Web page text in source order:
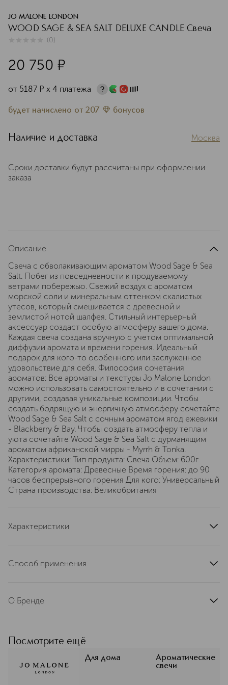
JO MALONE LONDON
WOOD SAGE & SEA SALT DELUXE CANDLE Свеча
(0)
20 750 ¤
от 5187 ¤ х 4 платежа
будет начислено от 207 бонусов
Наличие и доставка Москва
Сроки доставки будут рассчитаны при оформлении
заказа
Описание
Свеча с обволакивающим ароматом Wood Sage & Sea
Salt. Побег из повседневности к продуваемому
ветрами побережью. Свежий воздух с ароматом
морской соли и минеральным оттенком скалистых
утесов, который смешивается с древесной и
землистой нотой шалфея. Стильный интерьерный
аксессуар создаст особую атмосферу вашего дома.
Каждая свеча создана вручную с учетом оптимальной
диффузии аромата и времени горения. Идеальный
подарок для кого-то особенного или заслуженное
удовольствие для себя. Философия сочетания
ароматов: Все ароматы и текстуры Jo Malone London
можно использовать самостоятельно и в сочетании с
другими, создавая уникальные композиции. Чтобы
создать бодрящую и энергичную атмосферу сочетайте
Wood Sage & Sea Salt с сочным ароматом ягод ежевики
- Blackberry & Bay. Чтобы создать атмосферу тепла и
уюта сочетайте Wood Sage & Sea Salt с дурманящим
ароматом африканской мирры - Myrrh & Tonka.
Характеристики: Тип продукта: Свеча Объем: 600г
Категория аромата: Древесные Время горения: до 90
часов беспрерывного горения Для кого: Универсальный
Страна производства: Великобритания
Характеристики
артикул
Способ применения
длина не превышала 6 мм. Защищайте поверхность, на
О Бренде
изящества. Аристократизм и
выдержка переплетаются с
фантазией и остроумием. Все эти
поистине британские качества и
Посмотрите ещё
Для дома
Ароматические
свечи